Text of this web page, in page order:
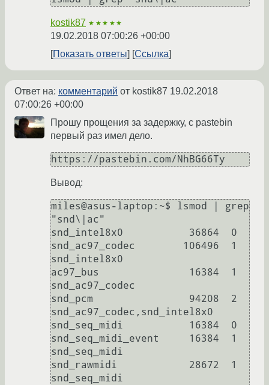
kostik87 ★★★★★
19.02.2018 07:00:26 +00:00
Показать ответы
Ссылка
Ответ на: комментарий от kostik87 19.02.2018
07:00:26 +00:00
Прошу прощения за задержку, с pastebin
первый раз имел дело.
Вывод:
miles@asus-laptop:~$ lsmod | grep
"snd\|ac"
snd_intel8x0           36864  0
snd_ac97_codec        106496  1
snd_intel8x0
ac97_bus               16384  1
snd_ac97_codec
snd_pcm                94208  2
snd_ac97_codec,snd_intel8x0
snd_seq_midi           16384  0
snd_seq_midi_event     16384  1
snd_seq_midi
snd_rawmidi            28672  1
snd_seq_midi